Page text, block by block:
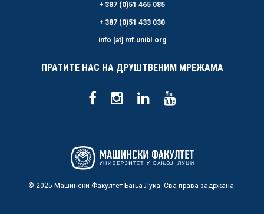
+ 387 (0)51 465 085
+ 387 (0)51 433 030
info [at] mf.unibl.org
ПРАТИТЕ НАС НА ДРУШТВЕНИМ МРЕЖАМА
© 2025 Машински Факултет Бања Лука. Сва права задржана.